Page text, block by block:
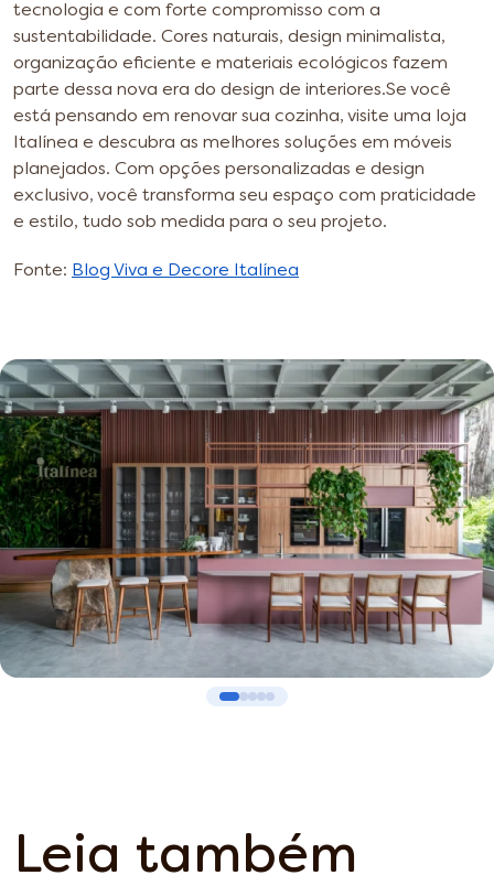
tecnologia e com forte compromisso com a
sustentabilidade. Cores naturais, design minimalista,
organização eficiente e materiais ecológicos fazem
parte dessa nova era do design de interiores.Se você
está pensando em renovar sua cozinha, visite uma loja
Italínea e descubra as melhores soluções em móveis
planejados. Com opções personalizadas e design
exclusivo, você transforma seu espaço com praticidade
e estilo, tudo sob medida para o seu projeto.
Fonte: Blog Viva e Decore Italínea
Leia também